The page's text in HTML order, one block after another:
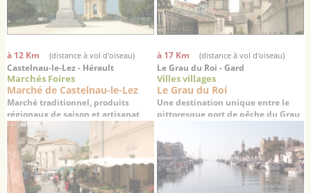
à 12 Km (distance à vol d'oiseau)
Castelnau-le-Lez - Hérault
Marchés Foires
Marché de Castelnau-le-Lez
Marché traditionnel, produits
régionaux de saison et artisanat
à 17 Km (distance à vol d'oiseau)
Le Grau du Roi - Gard
Villes villages
Le Grau du Roi
Une destination unique entre le
pittoresque port de pêche du Grau
balnéaire de Port Camargue